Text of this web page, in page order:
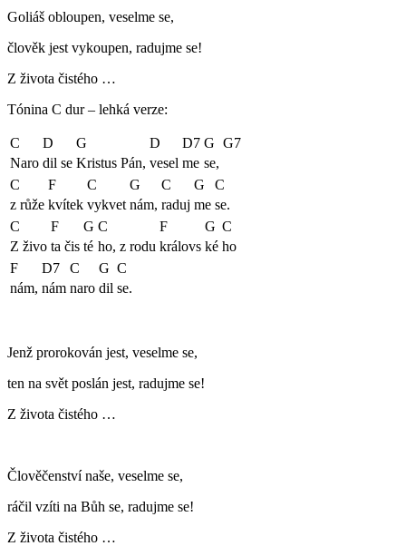
Goliáš obloupen, veselme se,
člověk jest vykoupen, radujme se!
Z života čistého …
Tónina C dur – lehká verze:
C D G D D7 G G7
Naro dil se Kristus Pán, vesel me se,
C
F C G C G
C
z růže kvítek vykvet nám, raduj me se.
C
F G C F G C
Z živo ta čis té ho, z rodu královs ké ho
F
D7 C G C
nám, nám naro dil se.
Jenž prorokován jest, veselme se,
ten na svět poslán jest, radujme se!
Z života čistého …
Člověčenství naše, veselme se,
ráčil vzíti na Bůh se, radujme se!
Z života čistého …